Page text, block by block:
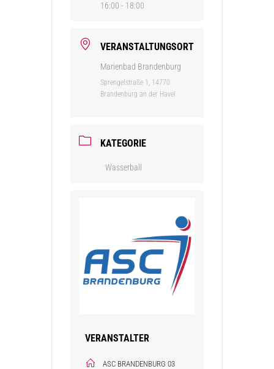
16:00 - 18:00
VERANSTALTUNGSORT
Marienbad Brandenburg
Sprengelstraße 1, 14770
Brandenburg an der Havel
KATEGORIE
Wasserball
VERANSTALTER
ASC BRANDENBURG 03